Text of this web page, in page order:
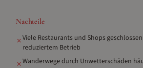
Nachteile
✗Viele Restaurants und Shops
reduziertem Betrieb
✗Wanderwege durch Unwetterschäden